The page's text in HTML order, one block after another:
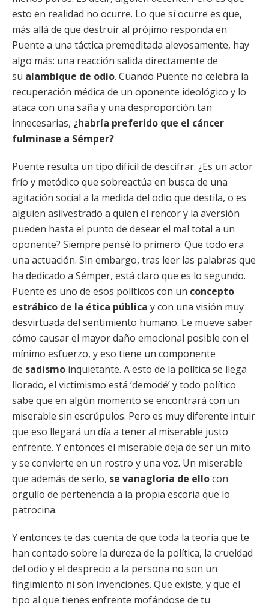
esto en realidad no ocurre. Lo que sí ocurre es que,
más allá de que destruir al prójimo responda en
Puente a una táctica premeditada alevosamente, hay
algo más: una reacción salida directamente de
su alambique de odio. Cuando Puente no celebra la
recuperación médica de un oponente ideológico y lo
ataca con una saña y una desproporción tan
innecesarias, ¿habría preferido que el cáncer
fulminase a Sémper?
Puente resulta un tipo difícil de descifrar. ¿Es un actor
frío y metódico que sobreactúa en busca de una
agitación social a la medida del odio que destila, o es
alguien asilvestrado a quien el rencor y la aversión
pueden hasta el punto de desear el mal total a un
oponente? Siempre pensé lo primero. Que todo era
una actuación. Sin embargo, tras leer las palabras que
ha dedicado a Sémper, está claro que es lo segundo.
Puente es uno de esos políticos con un concepto
estrábico de la ética pública y con una visión muy
desvirtuada del sentimiento humano. Le mueve saber
cómo causar el mayor daño emocional posible con el
mínimo esfuerzo, y eso tiene un componente
de sadismo inquietante. A esto de la política se llega
llorado, el victimismo está ‘demodé’ y todo político
sabe que en algún momento se encontrará con un
miserable sin escrúpulos. Pero es muy diferente intuir
que eso llegará un día a tener al miserable justo
enfrente. Y entonces el miserable deja de ser un mito
y se convierte en un rostro y una voz. Un miserable
que además de serlo, se vanagloria de ellocon
orgullo de pertenencia a la propia escoria que lo
patrocina.
Y entonces te das cuenta de que toda la teoría que te
han contado sobre la dureza de la política, la crueldad
del odio y el desprecio a la persona no son un
fingimiento ni son invenciones. Que existe, y que el
tipo al que tienes enfrente mofándose de tu